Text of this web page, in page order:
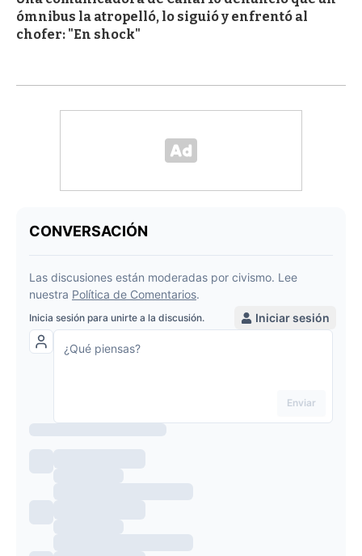
ómnibus la atropelló, lo siguió y enfrentó al
chofer: "En shock"